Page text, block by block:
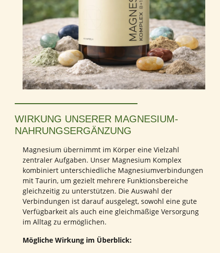
WIRKUNG UNSERER MAGNESIUM-
NAHRUNGSERGÄNZUNG
Magnesium übernimmt im Körper eine Vielzahl
zentraler Aufgaben. Unser Magnesium Komplex
kombiniert unterschiedliche Magnesiumverbindungen
mit Taurin, um gezielt mehrere Funktionsbereiche
gleichzeitig zu unterstützen. Die Auswahl der
Verbindungen ist darauf ausgelegt, sowohl eine gute
Verfügbarkeit als auch eine gleichmäßige Versorgung
im Alltag zu ermöglichen.
Mögliche Wirkung im Überblick: